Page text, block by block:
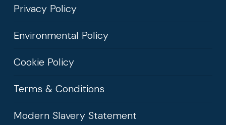
Privacy Policy
Environmental Policy
Cookie Policy
Terms & Conditions
Modern Slavery Statement